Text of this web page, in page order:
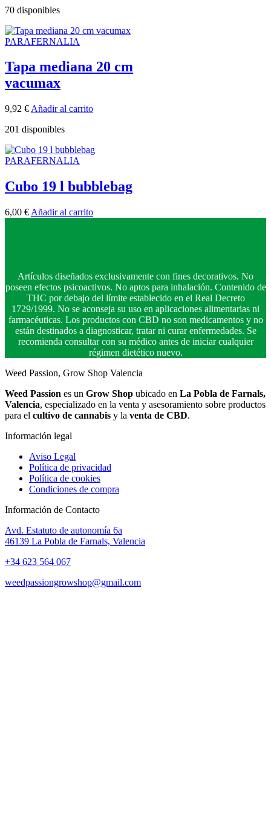
70 disponibles
PARAFERNALIA
Tapa mediana 20 cm
vacumax
9,92 € Añadir al carrito
201 disponibles
PARAFERNALIA
Cubo 19 l bubblebag
6,00 € Añadir al carrito
Artículos diseñados exclusivamente con fines decorativos. No
poseen efectos psicoactivos. No aptos para inhalación. Contenido de
THC por debajo del límite establecido en el Real Decreto
1729/1999. No se aconseja su uso en aplicaciones alimentarias ni
farmacéuticas. Los productos con CBD no son medicamentos y no
están destinados a diagnosticar, tratar ni curar enfermedades. Se
recomienda consultar con su médico antes de iniciar cualquier
régimen dietético nuevo.
Weed Passion, Grow Shop Valencia
Weed Passion es un Grow Shop ubicado en La Pobla de Farnals,
Valencia, especializado en la venta y asesoramiento sobre productos
para el cultivo de cannabis y la venta de CBD.
Información legal
Aviso Legal
Política de privacidad
Política de cookies
Condiciones de compra
Información de Contacto
Avd. Estatuto de autonomía 6a
46139 La Pobla de Farnals, Valencia
+34 623 564 067
weedpassiongrowshop@gmail.com